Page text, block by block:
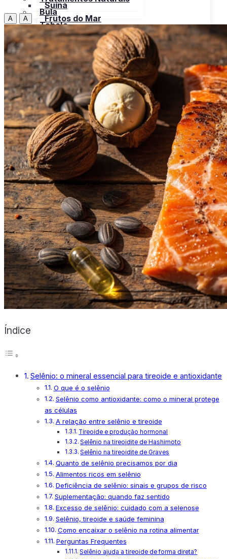
Suína
Frutos do Mar
Cereais
Frutas
Gorduras e Óleos
Leite e Derivados
Verduras, Hortaliças
Bula
Bula
Tabela
Nutricional
Open menu
Bebidas
Carnes
Open menu
Bovina
Frango
Peru
Suína
Frutos do Mar
Cereais
Frutas
Gorduras e Óleos
Leite e Derivados
Verduras, Hortaliças
Bula
A A
Índice
Selênio: o mineral essencial para tireoide e antioxidante
O que é o selênio
Selênio como antioxidante: como o mineral protege
as células
A relação entre selênio e tireoide
Tireoide e produção hormonal
Selênio na tireoidite de Hashimoto
Selênio na tireoidite de Graves
Quanto de selênio precisamos por dia
Alimentos ricos em selênio
Deficiência de selênio: sinais e grupos de risco
Suplementação: quando faz sentido
Excesso de selênio: cuidado com a selenose
Selênio, tireoide e saúde feminina
Como encaixar o selênio na rotina alimentar
Perguntas Frequentes
Selênio ajuda a tireoide de forma direta?